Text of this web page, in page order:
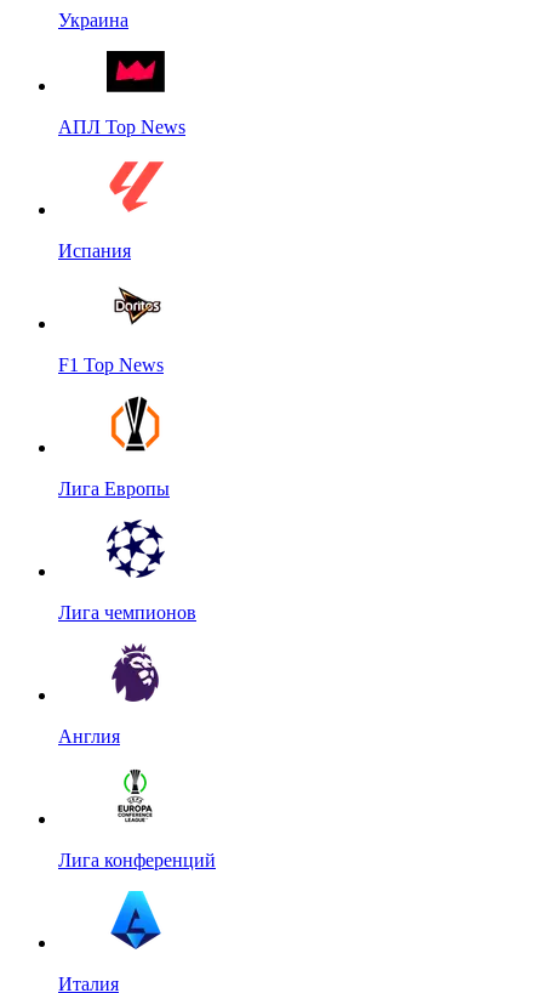
Украина
АПЛ Top News
Испания
F1 Top News
Лига Европы
Лига чемпионов
Англия
Лига конференций
Италия